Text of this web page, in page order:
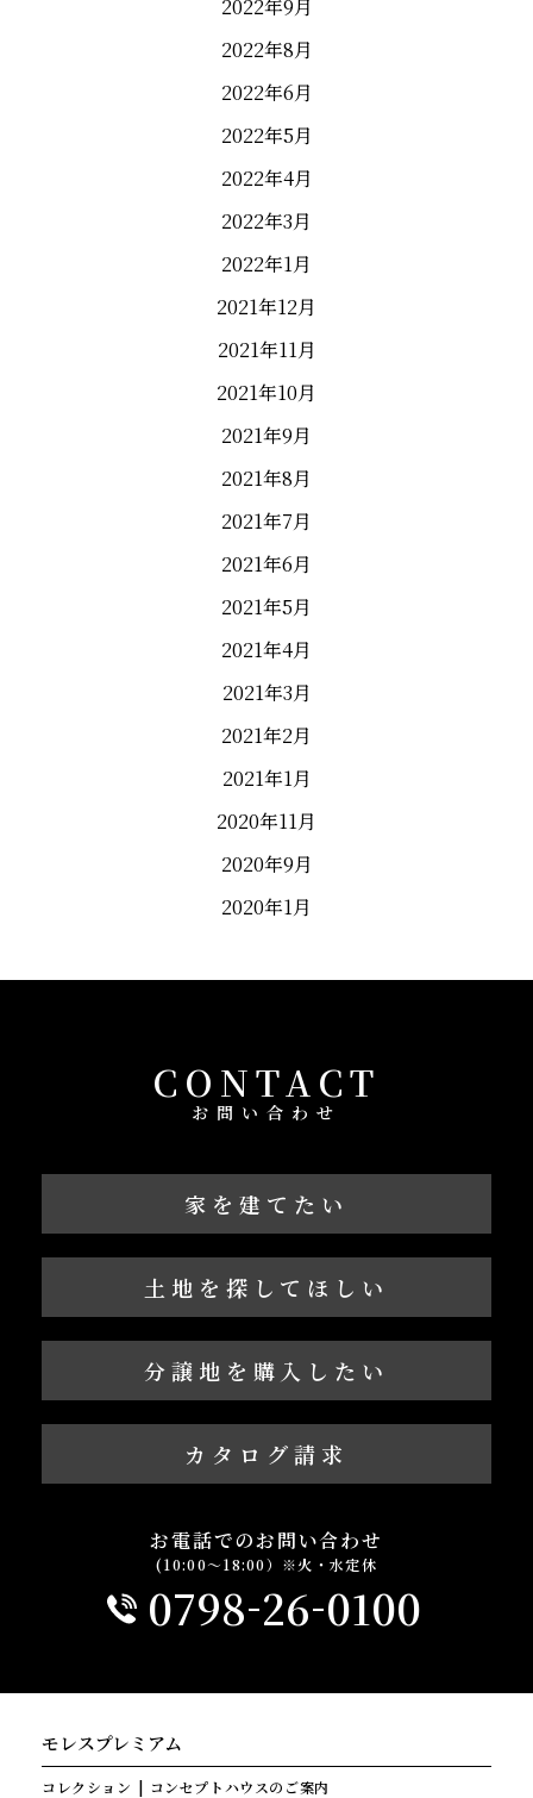
2022年9月
2022年8月
2022年6月
2022年5月
2022年4月
2022年3月
2022年1月
2021年12月
2021年11月
2021年10月
2021年9月
2021年8月
2021年7月
2021年6月
2021年5月
2021年4月
2021年3月
2021年2月
2021年1月
2020年11月
2020年9月
2020年1月
CONTACT
お問い合わせ
家を建てたい
土地を探してほしい
分譲地を購入したい
カタログ請求
お電話でのお問い合わせ
(10:00～18:00）※火・水定休
0798-26-0100
モレスプレミアム
コレクション コンセプトハウスのご案内